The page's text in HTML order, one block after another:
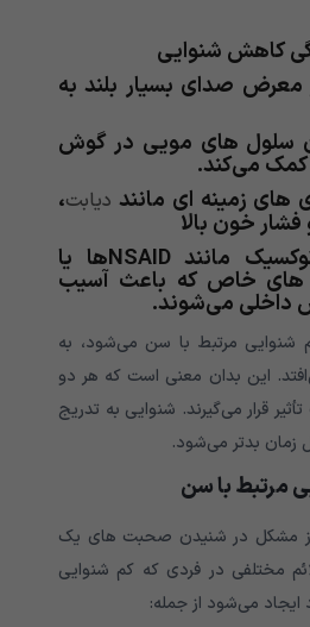
کاهش شنوایی
معرض صدای بسیار بلند به
سلول های مویی در گوش
کمک می‌‌‌‌‌‌‌‌‌‌‌‌‌‌‌‌‌‌‌‌‌‌‌‌‌‌‌‌‌‌‌‌‌‌‌‌‌کند.
های زمینه ای مانند دیابت،
فشار خون بالا
داروهای اتوتوکسیک مانند NSAIDها یا
های خاص که باعث آسیب
داخلی می‌‌‌‌‌‌‌‌‌‌‌‌‌‌‌‌‌‌‌‌‌‌‌‌‌‌‌‌‌‌‌‌‌‌‌‌‌شوند.
شنوایی مرتبط با سن می‌‌‌‌‌‌‌‌‌‌‌‌‌‌‌‌‌‌‌‌‌‌‌‌‌‌‌‌‌‌‌‌‌‌‌‌‌شود، به
این بدان معنی است که هر دو
قرار می‌‌‌‌‌‌‌‌‌‌‌‌‌‌‌‌‌‌‌‌‌‌‌‌‌‌‌‌‌‌‌‌‌‌‌‌‌گیرند. شنوایی به تدریج
زمان بدتر می‌‌‌‌‌‌‌‌‌‌‌‌‌‌‌‌‌‌‌‌‌‌‌‌‌‌‌‌‌‌‌‌‌‌‌‌‌شود.
مرتبط با سن
از مشکل در شنیدن صحبت های یک
مختلفی در فردی که کم شنوایی
ایجاد می‌‌‌‌‌‌‌‌‌‌‌‌‌‌‌‌‌‌‌‌‌‌‌‌‌‌‌‌‌‌‌‌‌‌‌‌‌شود از جمله: